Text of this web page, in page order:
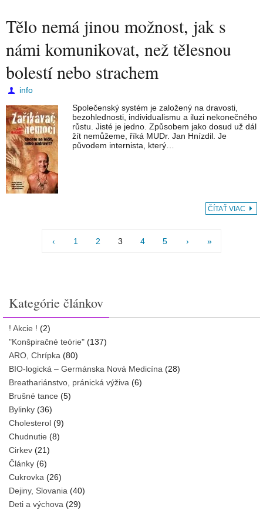
Tělo nemá jinou možnost, jak s
námi komunikovat, než tělesnou
bolestí nebo strachem
info
Společenský systém je založený na dravosti,
bezohlednosti, individualismu a iluzi nekonečného
růstu. Jisté je jedno. Způsobem jako dosud už dál
žít nemůžeme, říká MUDr. Jan Hnízdil. Je
původem internista, který…
ČÍTAŤ VIAC
‹ 1 2 3 4 5 › »
Kategórie článkov
! Akcie ! (2)
"Konšpiračné teórie" (137)
ARO, Chrípka (80)
BIO-logická – Germánska Nová Medicína (28)
Breathariánstvo, pránická výživa (6)
Brušné tance (5)
Bylinky (36)
Cholesterol (9)
Chudnutie (8)
Cirkev (21)
Články (6)
Cukrovka (26)
Dejiny, Slovania (40)
Deti a výchova (29)